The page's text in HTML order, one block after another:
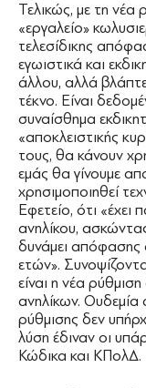
Τελικώς, με τη νέα
«εργαλείο»
τελεσίδικης
εγωιστικά και
άλλου, αλλά
τέκνο. Είναι
συναίσθημα
«αποκλειστικής
τους, θα κάνουν
εμάς θα γίνουμε
χρησιμοποιηθεί
Εφετείο, ότι «έχει
ανηλίκου,
δυνάμει απόφασης
ετών».
είναι η νέα
ανηλίκων. Ουδεμία
ρύθμισης δεν
λύση έδιναν οι
Κώδικα και ΚΠολΔ.